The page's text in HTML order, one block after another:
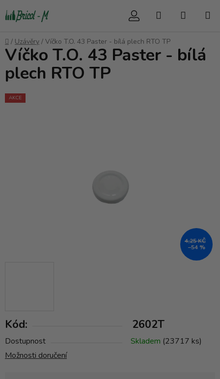
na
Hledat
Domů
/ Uzávěry / Víčko T.O. 43 Paster - bílá plech RTO TP
Kód: 2602T
Dostupnost Skladem (23717 ks)
Možnosti doručení
Víčko T.O. 43 Paster - bílá
plech RTO TP
AKCE
4,25 KČ
–54 %